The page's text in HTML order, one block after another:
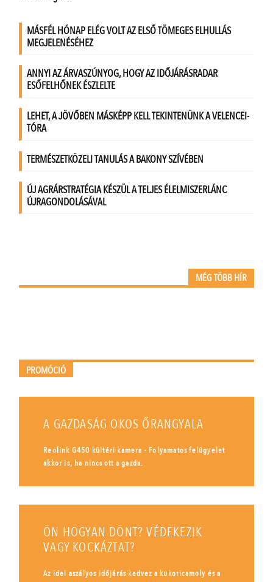
MÉG TÖBB HÍR
PROMÓCIÓ
A GAZDASÁG OKOS ŐRANGYALA
Reolink G450 kültéri kamera - Folyamatos felügyelet
akkor is, ha nincs ott a gazda.
ÖN HOGYAN DÖNT? VÉDEKEZIK
VAGY KOCKÁZTAT?
Az idei aszályos időjárás kedvez a kukoricamoly és a